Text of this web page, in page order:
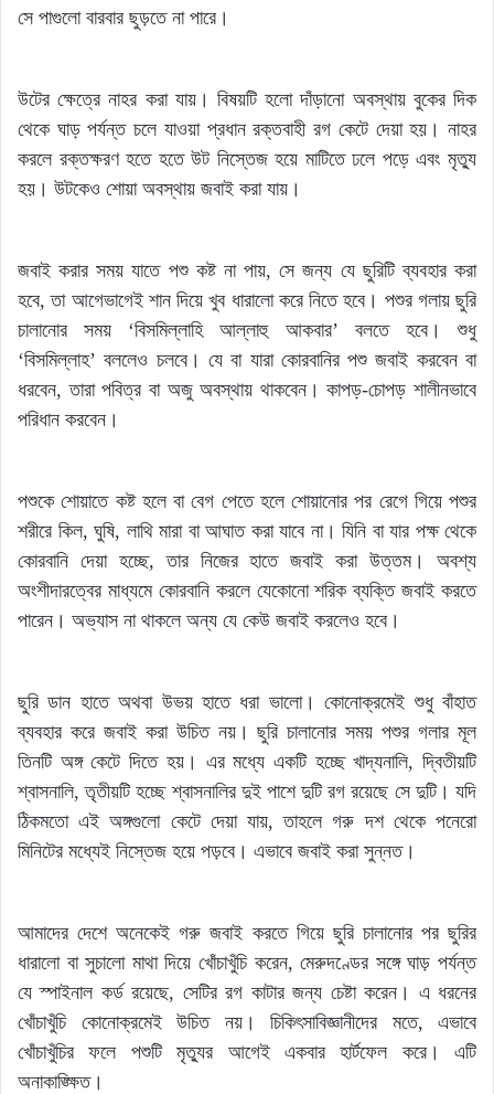
সে পাগুলো বারবার ছুড়তে না পারে।
উটের ক্ষেত্রে নাহর করা যায়। বিষয়টি হলো দাঁড়ানো অবস্থায় বুকের দিক
থেকে ঘাড় পর্যন্ত চলে যাওয়া প্রধান রক্তবাহী রগ কেটে দেয়া হয়। নাহর
করলে রক্তক্ষরণ হতে হতে উট নিস্তেজ হয়ে মাটিতে ঢলে পড়ে এবং মৃত্যু
হয়। উটকেও শোয়া অবস্থায় জবাই করা যায়।
জবাই করার সময় যাতে পশু কষ্ট না পায়, সে জন্য যে ছুরিটি ব্যবহার করা
হবে, তা আগেভাগেই শান দিয়ে খুব ধারালো করে নিতে হবে। পশুর গলায় ছুরি
চালানোর সময় ‘বিসমিল্লাহি আল্লাহু আকবার’ বলতে হবে। শুধু
‘বিসমিল্লাহ’ বললেও চলবে। যে বা যারা কোরবানির পশু জবাই করবেন বা
ধরবেন, তারা পবিত্র বা অজু অবস্থায় থাকবেন। কাপড়-চোপড় শালীনভাবে
পরিধান করবেন।
পশুকে শোয়াতে কষ্ট হলে বা বেগ পেতে হলে শোয়ানোর পর রেগে গিয়ে পশুর
শরীরে কিল, ঘুষি, লাথি মারা বা আঘাত করা যাবে না। যিনি বা যার পক্ষ থেকে
কোরবানি দেয়া হচ্ছে, তার নিজের হাতে জবাই করা উত্তম। অবশ্য
অংশীদারত্বের মাধ্যমে কোরবানি করলে যেকোনো শরিক ব্যক্তি জবাই করতে
পারেন। অভ্যাস না থাকলে অন্য যে কেউ জবাই করলেও হবে।
ছুরি ডান হাতে অথবা উভয় হাতে ধরা ভালো। কোনোক্রমেই শুধু বাঁহাত
ব্যবহার করে জবাই করা উচিত নয়। ছুরি চালানোর সময় পশুর গলার মূল
তিনটি অঙ্গ কেটে দিতে হয়। এর মধ্যে একটি হচ্ছে খাদ্যনালি, দ্বিতীয়টি
শ্বাসনালি, তৃতীয়টি হচ্ছে শ্বাসনালির দুই পাশে দুটি রগ রয়েছে সে দুটি। যদি
ঠিকমতো এই অঙ্গগুলো কেটে দেয়া যায়, তাহলে গরু দশ থেকে পনেরো
মিনিটের মধ্যেই নিস্তেজ হয়ে পড়বে। এভাবে জবাই করা সুন্নত।
আমাদের দেশে অনেকেই গরু জবাই করতে গিয়ে ছুরি চালানোর পর ছুরির
ধারালো বা সুচালো মাথা দিয়ে খোঁচাখুঁচি করেন, মেরুদণ্ডের সঙ্গে ঘাড় পর্যন্ত
যে স্পাইনাল কর্ড রয়েছে, সেটির রগ কাটার জন্য চেষ্টা করেন। এ ধরনের
খোঁচাখুঁচি কোনোক্রমেই উচিত নয়। চিকিৎসাবিজ্ঞানীদের মতে, এভাবে
খোঁচাখুঁচির ফলে পশুটি মৃত্যুর আগেই একবার হার্টফেল করে। এটি
অনাকাঙ্ক্ষিত।